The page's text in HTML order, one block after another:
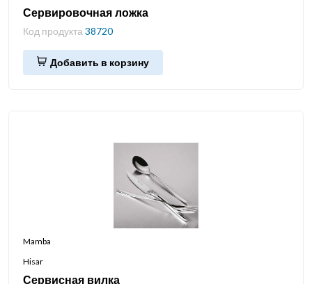
Сервировочная ложка
Код продукта 38720
Добавить в корзину
Mamba
Hisar
Сервисная вилка